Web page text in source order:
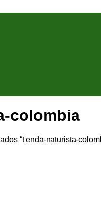
colombia
“tienda-naturista-